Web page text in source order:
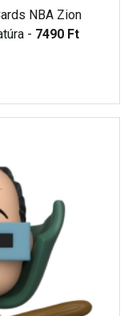
NBA Zion
- 7490 Ft